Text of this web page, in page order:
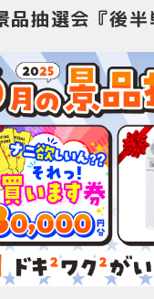
抽選会『後半